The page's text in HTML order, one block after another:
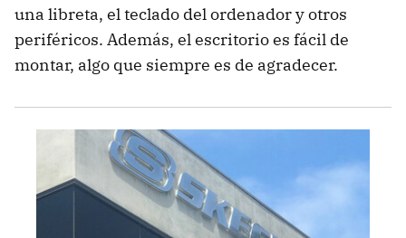
una libreta, el teclado del ordenador y otros
periféricos. Además, el escritorio es fácil de
montar, algo que siempre es de agradecer.